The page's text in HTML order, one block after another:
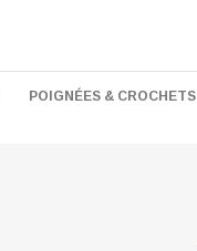
POIGNÉES & CROCHETS